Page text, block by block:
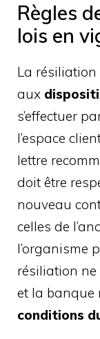
Règles
lois en
La résiliation
aux
s’effectuer
l’espace
lettre
doit être
nouveau
celles de
l’organisme
résiliation
et la banque
conditions